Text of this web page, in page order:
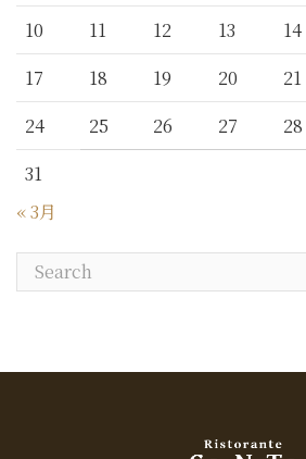
10
11 12 13 14
17
18 19 20 21
24
25 26 27 28
31
« 3月